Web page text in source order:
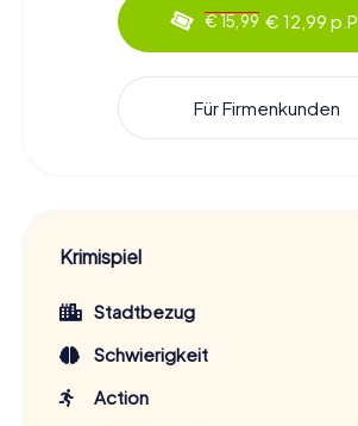
€ 15,99 € 12,99 p.P.
Für Firmenkunden
Krimispiel
Stadtbezug
Schwierigkeit
Action